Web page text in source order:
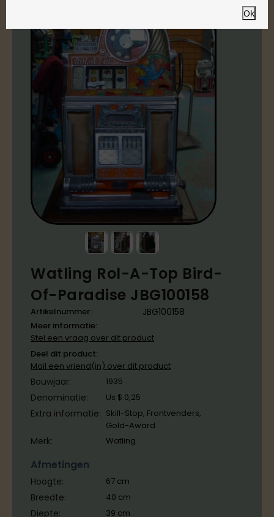
Watling Rol-A-Top Bird-
Of-Paradise JBG100158
Artikelnummer: JBG100158
Meer informatie:
Stel een vraag over dit product
Deel dit product:
Mail een vriend(in) over dit product
Bouwjaar: 1935
Denominatie: Us $ 0,25
Extra informatie: Skill-Stop, Frontvenders,
Gold-Award
Merk: Watling
Afmetingen
Hoogte: 67 cm
Breedte: 40 cm
Diepte: 39 cm
Ok